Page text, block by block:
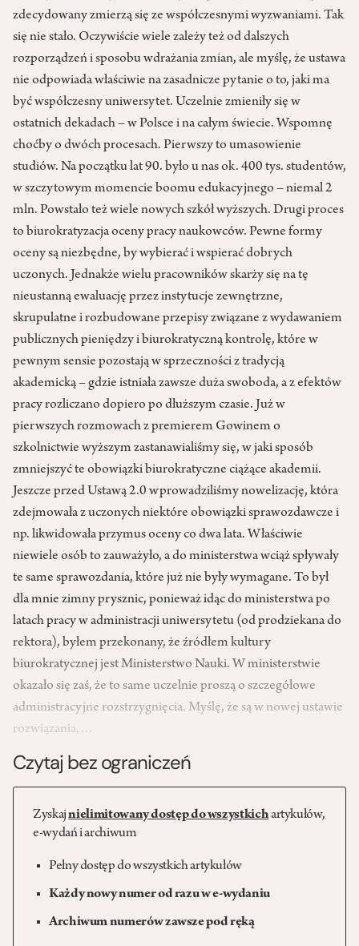
zdecydowany zmierzą się ze współczesnymi wyzwaniami. Tak
się nie stało. Oczywiście wiele zależy też od dalszych
rozporządzeń i sposobu wdrażania zmian, ale myślę, że ustawa
nie odpowiada właściwie na zasadnicze pytanie o to, jaki ma
być współczesny uniwersytet. Uczelnie zmieniły się w
ostatnich dekadach – w Polsce i na całym świecie. Wspomnę
choćby o dwóch procesach. Pierwszy to umasowienie
studiów. Na początku lat 90. było u nas ok. 400 tys. studentów,
w szczytowym momencie boomu edukacyjnego – niemal 2
mln. Powstało też wiele nowych szkół wyższych. Drugi proces
to biurokratyzacja oceny pracy naukowców. Pewne formy
oceny są niezbędne, by wybierać i wspierać dobrych
uczonych. Jednakże wielu pracowników skarży się na tę
nieustanną ewaluację przez instytucje zewnętrzne,
skrupulatne i rozbudowane przepisy związane z wydawaniem
publicznych pieniędzy i biurokratyczną kontrolę, które w
pewnym sensie pozostają w sprzeczności z tradycją
akademicką – gdzie istniała zawsze duża swoboda, a z efektów
pracy rozliczano dopiero po dłuższym czasie. Już w
pierwszych rozmowach z premierem Gowinem o
szkolnictwie wyższym zastanawialiśmy się, w jaki sposób
zmniejszyć te obowiązki biurokratyczne ciążące akademii.
Jeszcze przed Ustawą 2.0 wprowadziliśmy nowelizację, która
zdejmowała z uczonych niektóre obowiązki sprawozdawcze i
np. likwidowała przymus oceny co dwa lata. Właściwie
niewiele osób to zauważyło, a do ministerstwa wciąż spływały
te same sprawozdania, które już nie były wymagane. To był
dla mnie zimny prysznic, ponieważ idąc do ministerstwa po
latach pracy w administracji uniwersytetu (od prodziekana do
rektora), byłem przekonany, że źródłem kultury
biurokratycznej jest Ministerstwo Nauki. W ministerstwie
okazało się zaś, że to same uczelnie proszą o szczegółowe
administracyjne rozstrzygnięcia. Myślę, że są w nowej ustawie
rozwiązania,…
Czytaj bez ograniczeń
Zyskajnielimitowany dostęp do wszystkichartykułów,
e-wydań i archiwum
Pełny dostęp do wszystkich artykułów
Każdy nowy numer od razu w e-wydaniu
Archiwum numerów zawsze pod ręką